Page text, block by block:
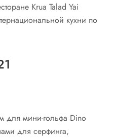
Krua Talad Yai
кухни по
для мини-гольфа Dino
для серфинга,